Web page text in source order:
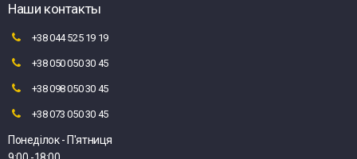
Наши контакты
+38 044 525 19 19
+38 050 050 30 45
+38 098 050 30 45
+38 073 050 30 45
Понеділок - П'ятниця